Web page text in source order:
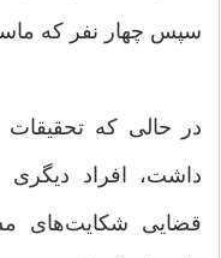
سپس چهار نفر که
در حالی که تحقیقات
داشت، افراد دیگری
قضایی شکایت‌های